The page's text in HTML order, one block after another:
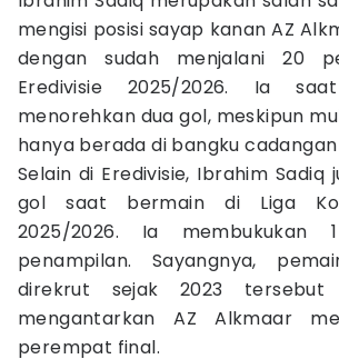
mengisi posisi sayap kanan AZ
dengan sudah menjalani 20
Eredivisie 2025/2026. Ia
menorehkan dua gol, meskipun
hanya berada di bangku
Selain di Eredivisie, Ibrahim Sadiq
gol saat bermain di Liga
2025/2026. Ia
penampilan. Sayangnya,
direkrut sejak 2023
mengantarkan AZ Alkmaar
perempat final.